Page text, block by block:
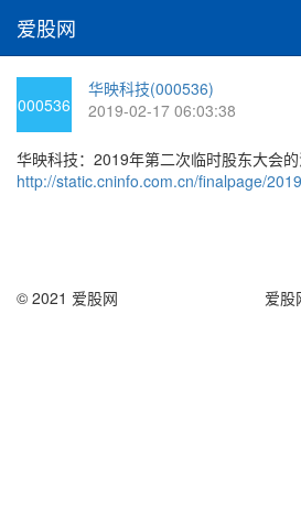
爱股网
000536
华映科技(000536)
2019-02-17 06:03:38
华映科技：2019年第二次临时股东大会
http://static.cninfo.com.cn/finalpage/
© 2021 爱股网 爱股